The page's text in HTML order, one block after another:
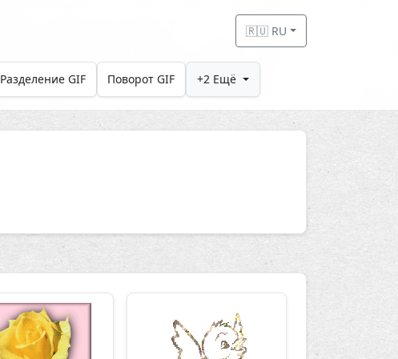
🇷🇺 RU
Разделение GIF Поворот GIF +2 Ещё